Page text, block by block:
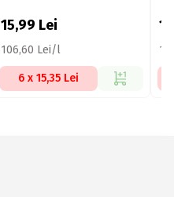
15,99 Lei
106,60 Lei/l
6 x 15,35 Lei